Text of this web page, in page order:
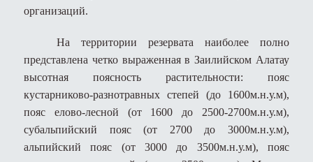
организаций.
На территории резервата наиболее полно
представлена четко выраженная в Заилийском Алатау
высотная поясность растительности: пояс
кустарниково-разнотравных степей (до 1600м.н.у.м),
пояс елово-лесной (от 1600 до 2500-2700м.н.у.м),
субальпийский пояс (от 2700 до 3000м.н.у.м),
альпийский пояс (от 3000 до 3500м.н.у.м), пояс